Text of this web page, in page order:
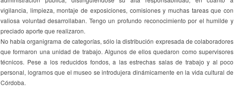
vigilancia, limpieza, montaje de exposiciones, comisiones y muchas tareas que con
valiosa voluntad desarrollaban. Tengo un profundo reconocimiento por el humilde y
preciado aporte que realizaron.
No había organigrama de categorías, sólo la distribución expresada de colaboradores
que formaron una unidad de trabajo. Algunos de ellos quedaron como supervisores
técnicos. Pese a los reducidos fondos, a las estrechas salas de trabajo y al poco
personal, logramos que el museo se introdujera dinámicamente en la vida cultural de
Córdoba.